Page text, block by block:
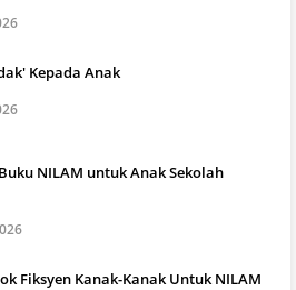
Kepada Anak
NILAM untuk Anak Sekolah
Fiksyen Kanak-Kanak Untuk NILAM